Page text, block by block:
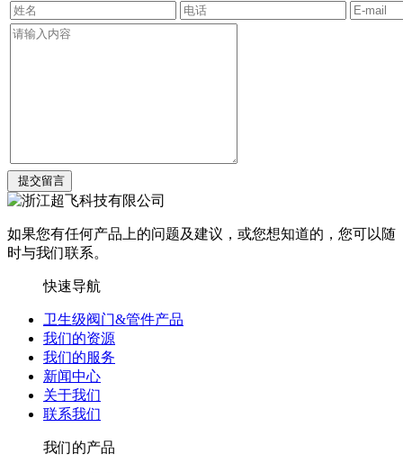
如果您有任何产品上的问题及建议，或您想知道的，您可以随
时与我们联系。
快速导航
卫生级阀门&管件产品
我们的资源
我们的服务
新闻中心
关于我们
联系我们
我们的产品